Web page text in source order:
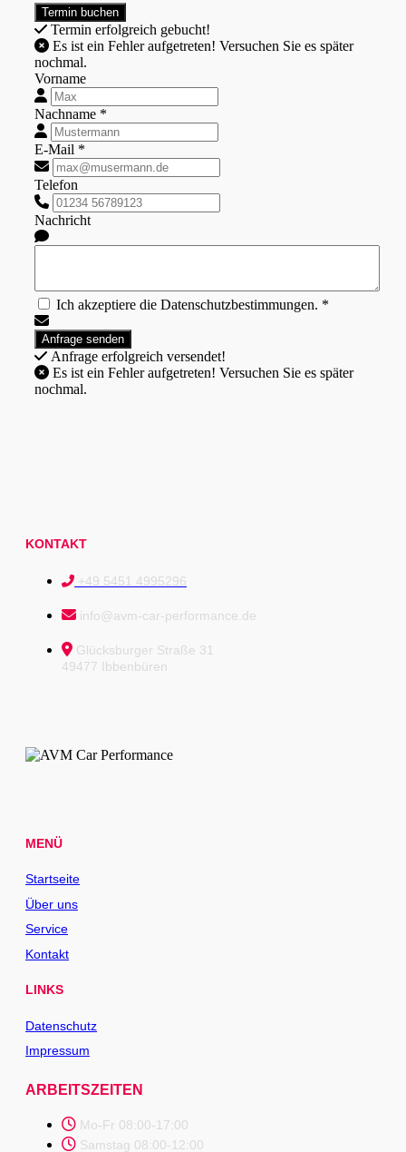
Termin erfolgreich gebucht!
nochmal.
Vorname
Nachname *
E-Mail *
Telefon
Nachricht
Ich akzeptiere die Datenschutzbestimmungen. *
Anfrage erfolgreich versendet!
nochmal.
KONTAKT
+49 5451 4995296
info@avm-car-performance.de
Glücksburger Straße 31
49477 Ibbenbüren
MENÜ
Startseite
Über uns
Service
Kontakt
LINKS
Datenschutz
Impressum
ARBEITSZEITEN
Mo-Fr 08:00-17:00
Samstag 08:00-12:00